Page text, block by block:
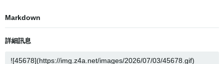
Markdown
詳細訊息